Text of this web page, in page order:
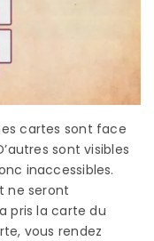
cartes sont face
sont visibles
inaccessibles.
ne seront
pris la carte du
vous rendez